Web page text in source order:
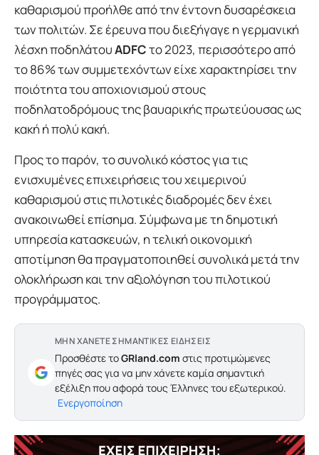
καθαρισμού προήλθε από την έντονη δυσαρέσκεια
των πολιτών. Σε έρευνα που διεξήγαγε η γερμανική
λέσχη ποδηλάτουADFCτο 2023, περισσότερο από
το 86% των συμμετεχόντων είχε χαρακτηρίσει την
ποιότητα του αποχιονισμού στους
ποδηλατοδρόμους της βαυαρικής πρωτεύουσας ως
κακή ή πολύ κακή.
Προς το παρόν, το συνολικό κόστος για τις
ενισχυμένες επιχειρήσεις του χειμερινού
καθαρισμού στις πιλοτικές διαδρομές δεν έχει
ανακοινωθεί επίσημα. Σύμφωνα με τη δημοτική
υπηρεσία κατασκευών, η τελική οικονομική
αποτίμηση θα πραγματοποιηθεί συνολικά μετά την
ολοκλήρωση και την αξιολόγηση του πιλοτικού
προγράμματος.
ΜΗΝ ΧΑΝΕΤΕ ΣΗΜΑΝΤΙΚΕΣ ΕΙΔΗΣΕΙΣ
Προσθέστε τοGRland.com στις προτιμώμενες
πηγές σας για να μην χάνετε καμία σημαντική
εξέλιξη που αφορά τους Έλληνες του εξωτερικού.
Ενεργοποίηση